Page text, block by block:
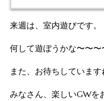
来週は、室内遊びです。
何して遊ぼうかな〜〜〜
また、お待ちしていま
みなさん、楽しいGWを